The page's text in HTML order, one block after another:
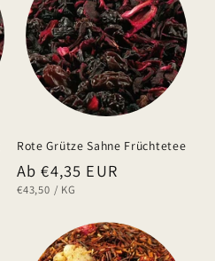
Rote Grütze Sahne Früchtetee
Normaler
Preis
Ab €4,35 EUR
GRUNDPREIS
€43,50 / PRO
KG